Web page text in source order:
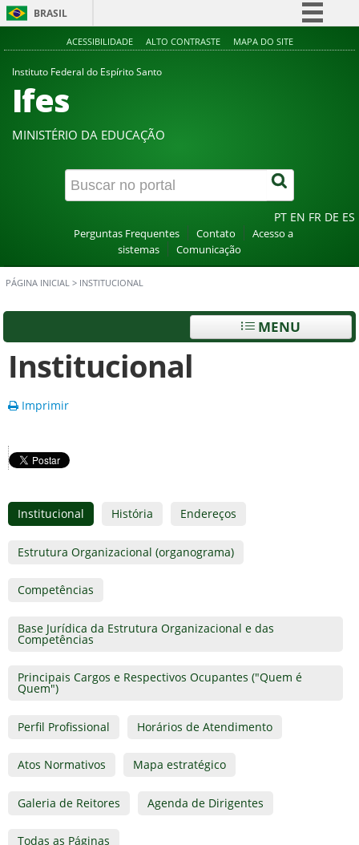
BRASIL
Simplifique!
Canais
ACESSIBILIDADE ALTO CONTRASTE MAPA DO SITE
Instituto Federal do Espírito Santo
Ifes
MINISTÉRIO DA EDUCAÇÃO
PT EN FR DE ES
Perguntas Frequentes Contato
Acesso a
sistemas
Comunicação
PÁGINA INICIAL > INSTITUCIONAL
MENU
Institucional
Imprimir
Institucional História Endereços
Estrutura Organizacional (organograma)
Competências
Base Jurídica da Estrutura Organizacional e das
Competências
Principais Cargos e Respectivos Ocupantes ("Quem é
Quem")
Perfil Profissional Horários de Atendimento
Atos Normativos Mapa estratégico
Galeria de Reitores Agenda de Dirigentes
Todas as Páginas